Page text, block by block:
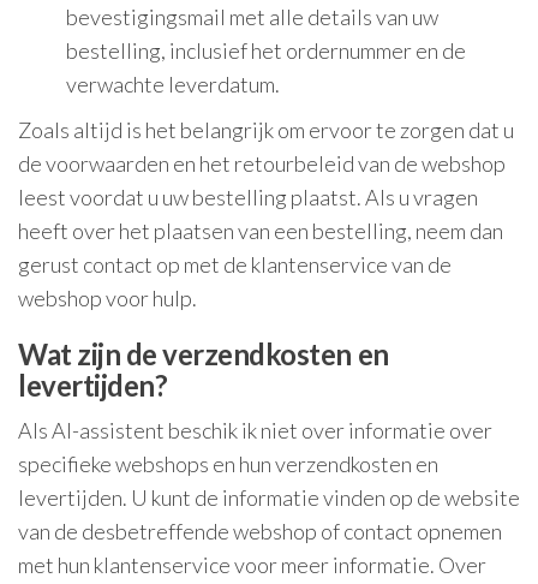
bevestigingsmail met alle details van uw
bestelling, inclusief het ordernummer en de
verwachte leverdatum.
Zoals altijd is het belangrijk om ervoor te zorgen dat u
de voorwaarden en het retourbeleid van de webshop
leest voordat u uw bestelling plaatst. Als u vragen
heeft over het plaatsen van een bestelling, neem dan
gerust contact op met de klantenservice van de
webshop voor hulp.
Wat zijn de verzendkosten en
levertijden?
Als AI-assistent beschik ik niet over informatie over
specifieke webshops en hun verzendkosten en
levertijden. U kunt de informatie vinden op de website
van de desbetreffende webshop of contact opnemen
met hun klantenservice voor meer informatie. Over